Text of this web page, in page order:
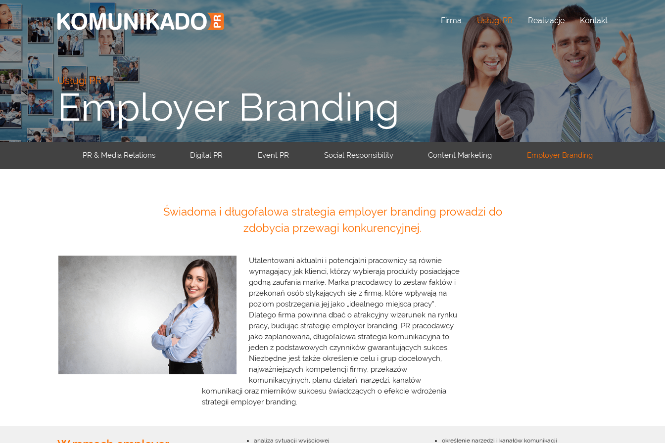
Firma Usługi PR Realizacje Kontakt
Usługi PR
Employer Branding
PR & Media Relations Digital PR Event PR Social Responsibility Content Marketing Employer Branding
Świadoma i długofalowa strategia employer branding prowadzi do
zdobycia przewagi konkurencyjnej.
Utalentowani aktualni i potencjalni pracownicy są równie
wymagający jak klienci, którzy wybierają produkty posiadające
godną zaufania markę. Marka pracodawcy to zestaw faktów i
przekonań osób stykających się z firmą, które wpływają na
poziom postrzegania jej jako „idealnego miejsca pracy”.
Dlatego firma powinna dbać o atrakcyjny wizerunek na rynku
pracy, budując strategię employer branding. PR pracodawcy
jako zaplanowana, długofalowa strategia komunikacyjna to
jeden z podstawowych czynników gwarantujących sukces.
Niezbędne jest także określenie celu i grup docelowych,
najważniejszych kompetencji firmy, przekazów
komunikacyjnych, planu działań, narzędzi, kanałów
komunikacji oraz mierników sukcesu świadczących o efekcie wdrożenia
strategii employer branding.
analiza sytuacji wyjściowej określenie narzędzi i kanałów komunikacji